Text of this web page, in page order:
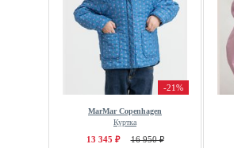
-21%
MarMar Copenhagen
Куртка
13 345 ₽ 16 950 ₽